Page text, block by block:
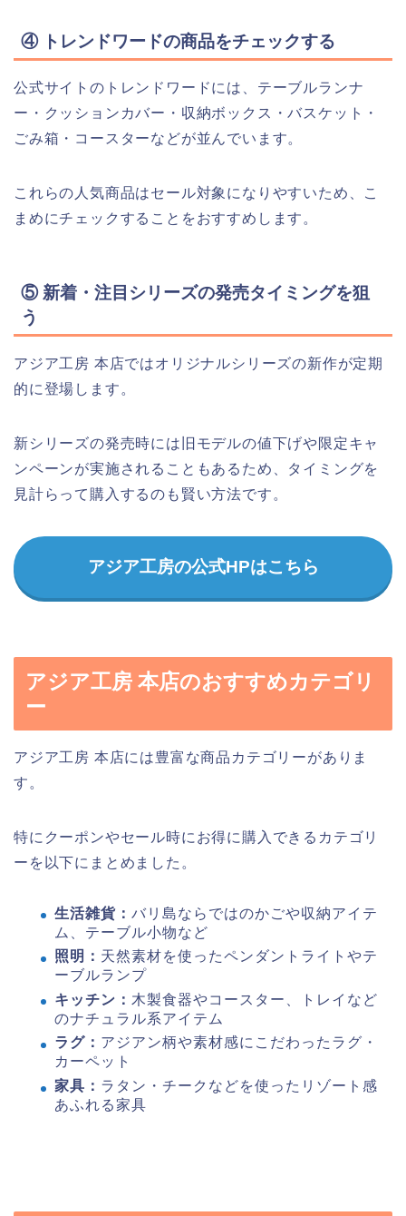
④ トレンドワードの商品をチェックする
公式サイトのトレンドワードには、テーブルランナ
ー・クッションカバー・収納ボックス・バスケット・
ごみ箱・コースターなどが並んでいます。
これらの人気商品はセール対象になりやすいため、こ
まめにチェックすることをおすすめします。
⑤ 新着・注目シリーズの発売タイミングを狙
う
アジア工房 本店ではオリジナルシリーズの新作が定期
的に登場します。
新シリーズの発売時には旧モデルの値下げや限定キャ
ンペーンが実施されることもあるため、タイミングを
見計らって購入するのも賢い方法です。
アジア工房の公式HPはこちら
アジア工房 本店のおすすめカテゴリ
ー
アジア工房 本店には豊富な商品カテゴリーがありま
す。
特にクーポンやセール時にお得に購入できるカテゴリ
ーを以下にまとめました。
生活雑貨： バリ島ならではのかごや収納アイテ
ム、テーブル小物など
照明： 天然素材を使ったペンダントライトやテ
ーブルランプ
キッチン： 木製食器やコースター、トレイなど
のナチュラル系アイテム
ラグ： アジアン柄や素材感にこだわったラグ・
カーペット
家具： ラタン・チークなどを使ったリゾート感
あふれる家具